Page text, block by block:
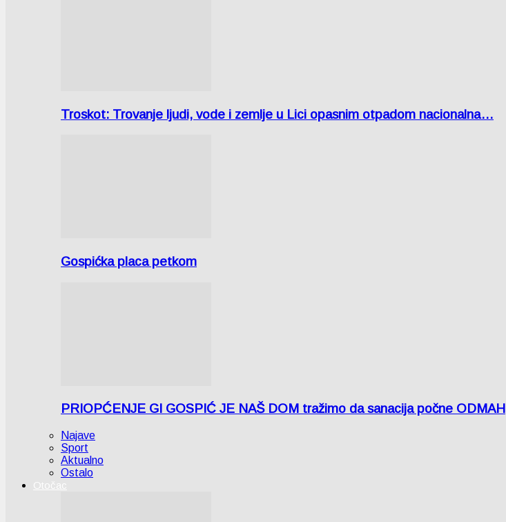
Troskot: Trovanje ljudi, vode i zemlje u Lici opasnim otpadom nacionalna…
Gospićka placa petkom
PRIOPĆENJE GI GOSPIĆ JE NAŠ DOM tražimo da sanacija počne ODMAH
Najave
Sport
Aktualno
Ostalo
Otočac